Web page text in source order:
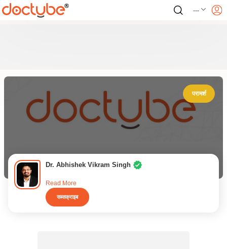
---
परामर्श
Dr. Abhishek Vikram Singh
Read More
सब्सक्राइब